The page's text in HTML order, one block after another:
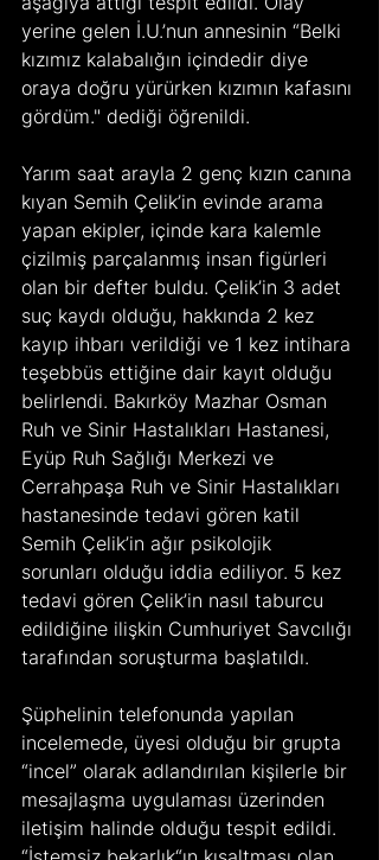
yerine gelen İ.U.’nun annesinin “Belki
kızımız kalabalığın içindedir diye
oraya doğru yürürken kızımın kafasını
gördüm." dediği öğrenildi.
Yarım saat arayla 2 genç kızın canına
kıyan Semih Çelik’in evinde arama
yapan ekipler, içinde kara kalemle
çizilmiş parçalanmış insan figürleri
olan bir defter buldu. Çelik’in 3 adet
suç kaydı olduğu, hakkında 2 kez
kayıp ihbarı verildiği ve 1 kez intihara
teşebbüs ettiğine dair kayıt olduğu
belirlendi. Bakırköy Mazhar Osman
Ruh ve Sinir Hastalıkları Hastanesi,
Eyüp Ruh Sağlığı Merkezi ve
Cerrahpaşa Ruh ve Sinir Hastalıkları
hastanesinde tedavi gören katil
Semih Çelik’in ağır psikolojik
sorunları olduğu iddia ediliyor. 5 kez
tedavi gören Çelik’in nasıl taburcu
edildiğine ilişkin Cumhuriyet Savcılığı
tarafından soruşturma başlatıldı.
Şüphelinin telefonunda yapılan
incelemede, üyesi olduğu bir grupta
“incel” olarak adlandırılan kişilerle bir
mesajlaşma uygulaması üzerinden
iletişim halinde olduğu tespit edildi.